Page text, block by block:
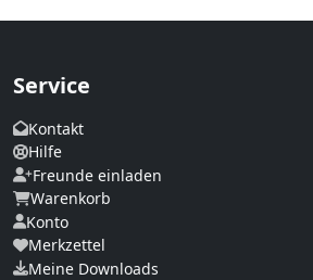
Service
Kontakt
Hilfe
Freunde einladen
Warenkorb
Konto
Merkzettel
Meine Downloads